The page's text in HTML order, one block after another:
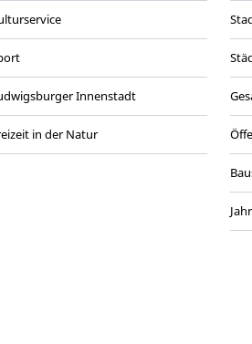
Innenstadt
in der Natur